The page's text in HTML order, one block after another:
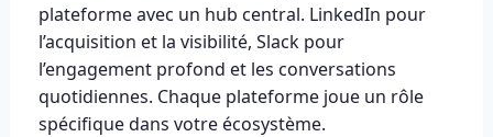
plateforme avec un hub central. LinkedIn pour
l’acquisition et la visibilité, Slack pour
l’engagement profond et les conversations
quotidiennes. Chaque plateforme joue un rôle
spécifique dans votre écosystème.